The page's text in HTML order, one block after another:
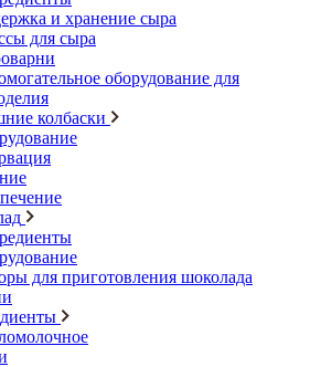
и хранение сыра
для сыра
оборудование для
колбаски
для приготовления шоколада